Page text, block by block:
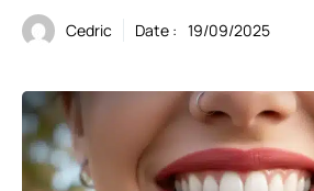
Cedric Date : 19/09/2025